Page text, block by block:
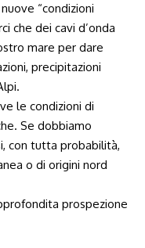
“condizioni
che dei cavi d’onda
mare per dare
precipitazioni
le condizioni di
Se dobbiamo
con tutta probabilità,
o di origini nord
prospezione